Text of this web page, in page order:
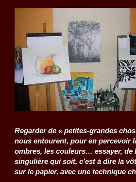
Regarder de « petites-grandes
nous entourent, pour en percevoir
ombres, les couleurs… essayer, de
singulière qui soit, c’est à dire la
sur le papier, avec une technique